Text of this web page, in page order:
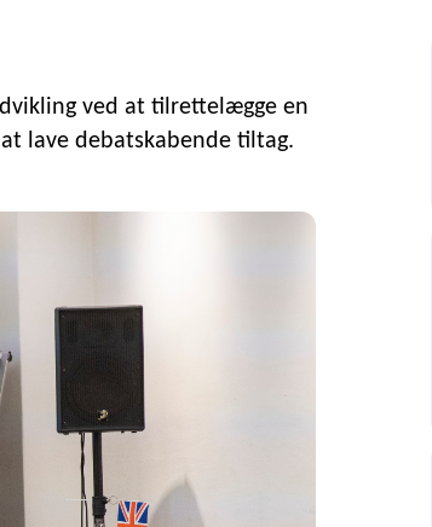
ved at tilrettelægge en
lave debatskabende tiltag.